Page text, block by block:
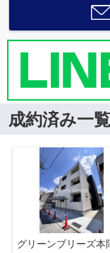
成約済み一覧
グリーンブリーズ本